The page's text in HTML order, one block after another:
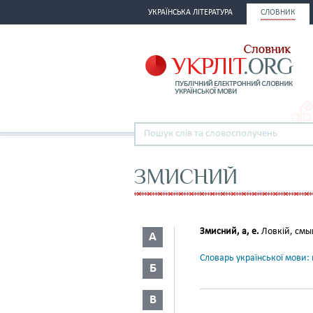
УКРАЇНСЬКА ЛІТЕРАТУРА СЛОВНИК
ЗМИСНИЙ
А
Б
В
Змисний, а, е. Ловкій,
Словарь української